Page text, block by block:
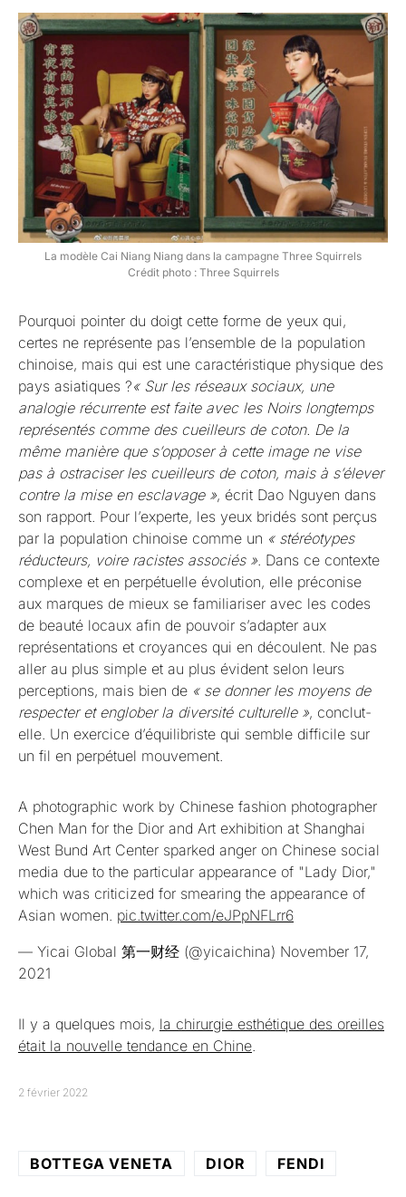
La modèle Cai Niang Niang dans la campagne Three Squirrels
Crédit photo : Three Squirrels
Pourquoi pointer du doigt cette forme de yeux qui,
certes ne représente pas l’ensemble de la population
chinoise, mais qui est une caractéristique physique des
pays asiatiques ?« Sur les réseaux sociaux, une
analogie récurrente est faite avec les Noirs longtemps
représentés comme des cueilleurs de coton. De la
même manière que s’opposer à cette image ne vise
pas à ostraciser les cueilleurs de coton, mais à s’élever
contre la mise en esclavage », écrit Dao Nguyen dans
son rapport. Pour l’experte, les yeux bridés sont perçus
par la population chinoise comme un « stéréotypes
réducteurs, voire racistes associés » . Dans ce contexte
complexe et en perpétuelle évolution, elle préconise
aux marques de mieux se familiariser avec les codes
de beauté locaux afin de pouvoir s’adapter aux
représentations et croyances qui en découlent. Ne pas
aller au plus simple et au plus évident selon leurs
perceptions, mais bien de « se donner les moyens de
respecter et englober la diversité culturelle », conclut-
elle. Un exercice d’équilibriste qui semble difficile sur
un fil en perpétuel mouvement.
A photographic work by Chinese fashion photographer
Chen Man for the Dior and Art exhibition at Shanghai
West Bund Art Center sparked anger on Chinese social
media due to the particular appearance of "Lady Dior,"
which was criticized for smearing the appearance of
Asian women. pic.twitter.com/eJPpNFLrr6
— Yicai Global 第一财经 (@yicaichina) November 17,
2021
Il y a quelques mois, la chirurgie esthétique des oreilles
était la nouvelle tendance en Chine
2 février 2022
BOTTEGA VENETA DIOR FENDI